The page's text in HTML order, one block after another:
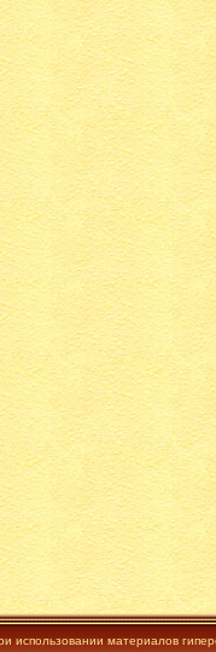
материалов